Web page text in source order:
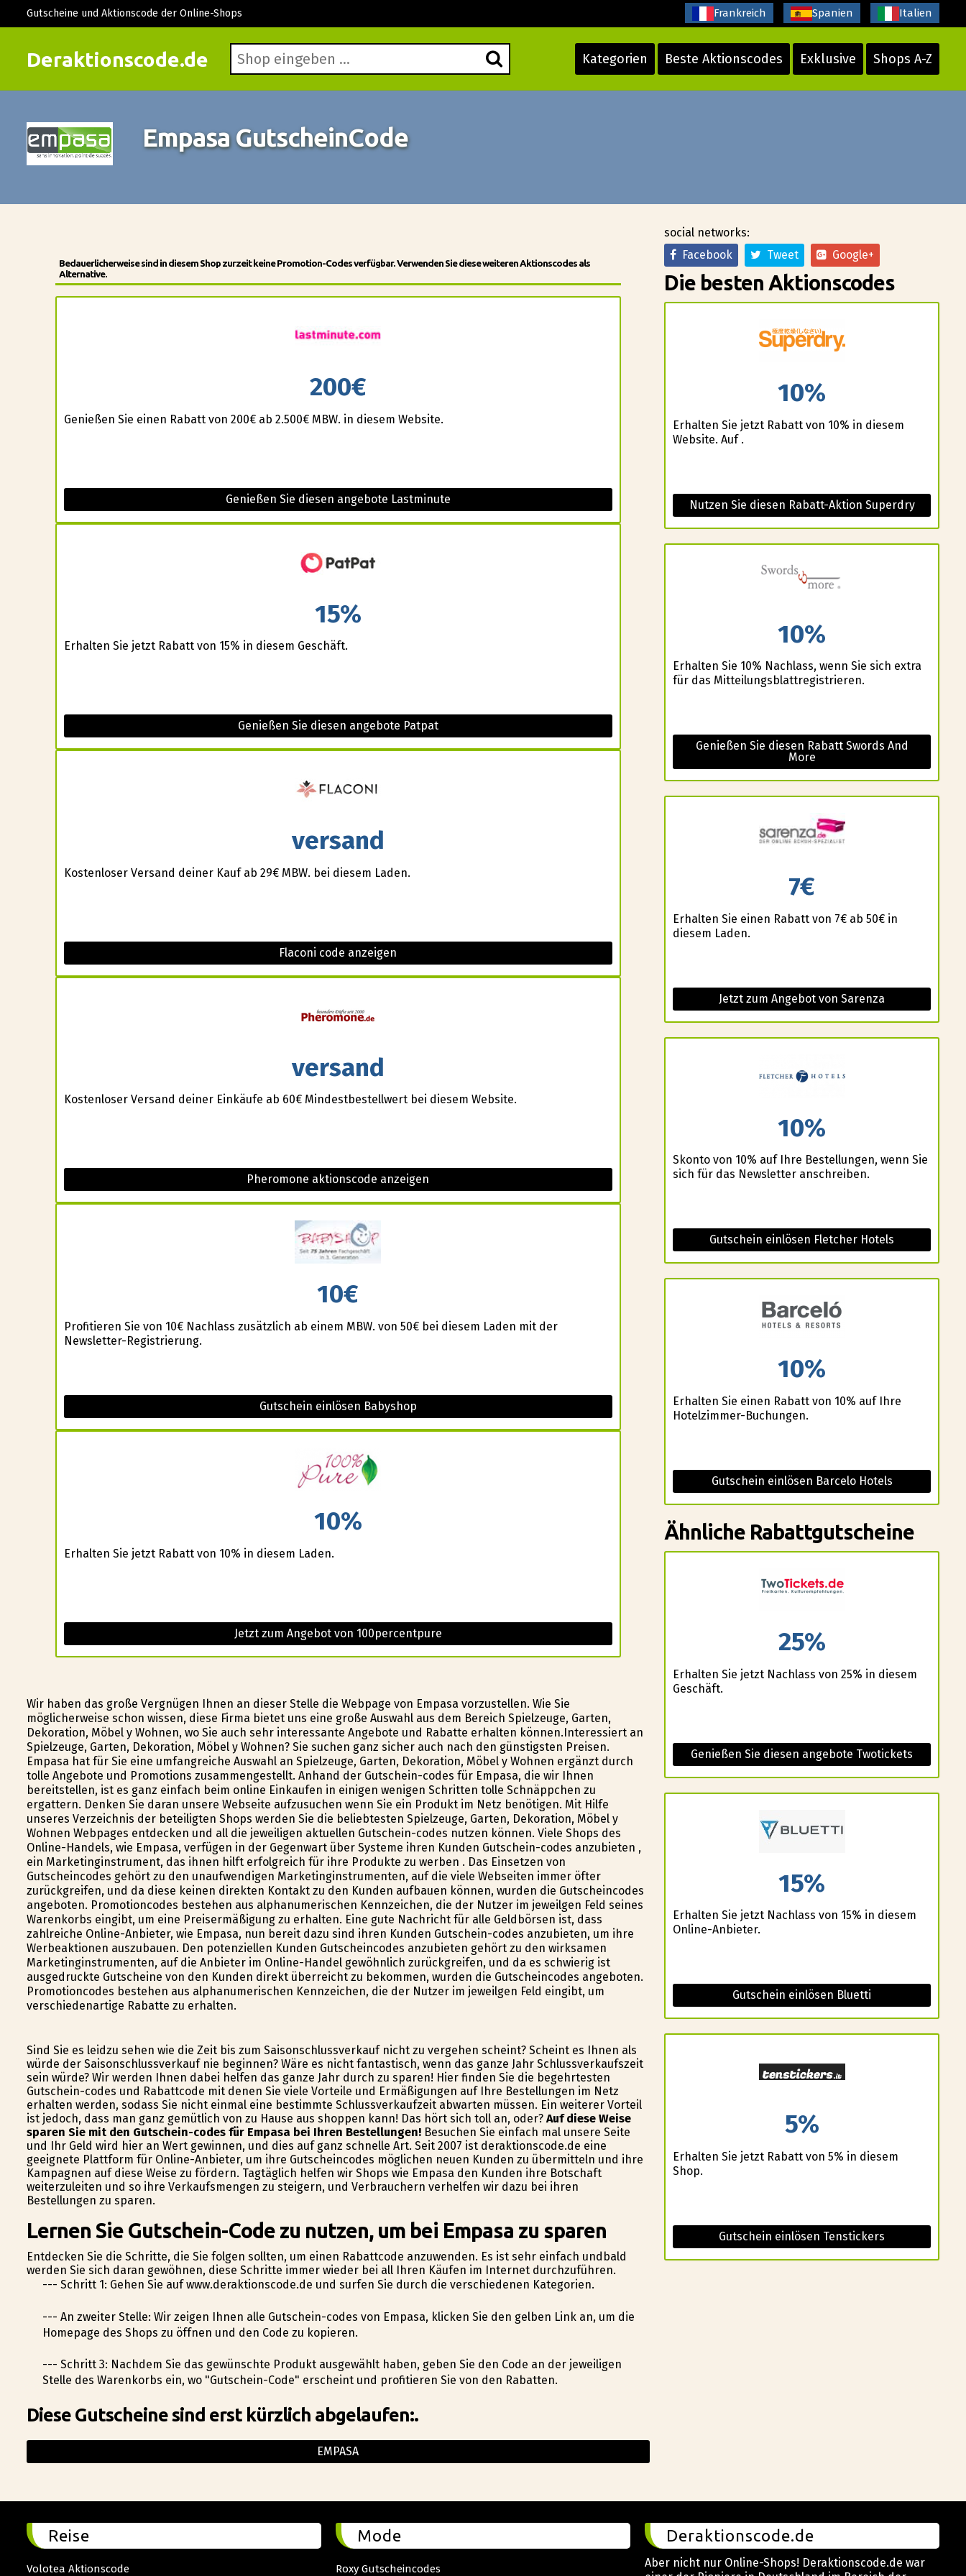
Deraktionscode.de Kategorien Beste Aktionscodes Exklusive Shops A-Z
Gutscheine und Aktionscode der Online-Shops Frankreich Spanien Italien
Empasa GutscheinCode
Bedauerlicherweise sind in diesem Shop zurzeit keine Promotion-Codes verfügbar. Verwenden Sie diese weiteren Aktionscodes als
Alternative.
200€
Genießen Sie einen Rabatt von 200€ ab 2.500€ MBW. in diesem Website.
Genießen Sie diesen angebote Lastminute
15%
Erhalten Sie jetzt Rabatt von 15% in diesem Geschäft.
Genießen Sie diesen angebote Patpat
versand
Kostenloser Versand deiner Kauf ab 29€ MBW. bei diesem Laden.
Flaconi code anzeigen
versand
Kostenloser Versand deiner Einkäufe ab 60€ Mindestbestellwert bei diesem Website.
Pheromone aktionscode anzeigen
10€
Profitieren Sie von 10€ Nachlass zusätzlich ab einem MBW. von 50€ bei diesem Laden mit der
Newsletter-Registrierung.
Gutschein einlösen Babyshop
10%
Erhalten Sie jetzt Rabatt von 10% in diesem Laden.
Jetzt zum Angebot von 100percentpure
Wir haben das große Vergnügen Ihnen an dieser Stelle die Webpage von Empasa vorzustellen. Wie Sie
möglicherweise schon wissen, diese Firma bietet uns eine große Auswahl aus dem Bereich Spielzeuge, Garten,
Dekoration, Möbel y Wohnen, wo Sie auch sehr interessante Angebote und Rabatte erhalten können.Interessiert an
Spielzeuge, Garten, Dekoration, Möbel y Wohnen? Sie suchen ganz sicher auch nach den günstigsten Preisen.
Empasa hat für Sie eine umfangreiche Auswahl an Spielzeuge, Garten, Dekoration, Möbel y Wohnen ergänzt durch
tolle Angebote und Promotions zusammengestellt. Anhand der Gutschein-codes für Empasa, die wir Ihnen
bereitstellen, ist es ganz einfach beim online Einkaufen in einigen wenigen Schritten tolle Schnäppchen zu
ergattern. Denken Sie daran unsere Webseite aufzusuchen wenn Sie ein Produkt im Netz benötigen. Mit Hilfe
unseres Verzeichnis der beteiligten Shops werden Sie die beliebtesten Spielzeuge, Garten, Dekoration, Möbel y
Wohnen Webpages entdecken und all die jeweiligen aktuellen Gutschein-codes nutzen können. Viele Shops des
Online-Handels, wie Empasa, verfügen in der Gegenwart über Systeme ihren Kunden Gutschein-codes anzubieten ,
ein Marketinginstrument, das ihnen hilft erfolgreich für ihre Produkte zu werben . Das Einsetzen von
Gutscheincodes gehört zu den unaufwendigen Marketinginstrumenten, auf die viele Webseiten immer öfter
zurückgreifen, und da diese keinen direkten Kontakt zu den Kunden aufbauen können, wurden die Gutscheincodes
angeboten. Promotioncodes bestehen aus alphanumerischen Kennzeichen, die der Nutzer im jeweilgen Feld seines
Warenkorbs eingibt, um eine Preisermäßigung zu erhalten. Eine gute Nachricht für alle Geldbörsen ist, dass
zahlreiche Online-Anbieter, wie Empasa, nun bereit dazu sind ihren Kunden Gutschein-codes anzubieten, um ihre
Werbeaktionen auszubauen. Den potenziellen Kunden Gutscheincodes anzubieten gehört zu den wirksamen
Marketinginstrumenten, auf die Anbieter im Online-Handel gewöhnlich zurückgreifen, und da es schwierig ist
ausgedruckte Gutscheine von den Kunden direkt überreicht zu bekommen, wurden die Gutscheincodes angeboten.
Promotioncodes bestehen aus alphanumerischen Kennzeichen, die der Nutzer im jeweilgen Feld eingibt, um
verschiedenartige Rabatte zu erhalten.
Sind Sie es leidzu sehen wie die Zeit bis zum Saisonschlussverkauf nicht zu vergehen scheint? Scheint es Ihnen als
würde der Saisonschlussverkauf nie beginnen? Wäre es nicht fantastisch, wenn das ganze Jahr Schlussverkaufszeit
sein würde? Wir werden Ihnen dabei helfen das ganze Jahr durch zu sparen! Hier finden Sie die begehrtesten
Gutschein-codes und Rabattcode mit denen Sie viele Vorteile und Ermäßigungen auf Ihre Bestellungen im Netz
erhalten werden, sodass Sie nicht einmal eine bestimmte Schlussverkaufzeit abwarten müssen. Ein weiterer Vorteil
ist jedoch, dass man ganz gemütlich von zu Hause aus shoppen kann! Das hört sich toll an, oder? Auf diese Weise
sparen Sie mit den Gutschein-codes für Empasa bei Ihren Bestellungen!Besuchen Sie einfach mal unsere Seite
und Ihr Geld wird hier an Wert gewinnen, und dies auf ganz schnelle Art. Seit 2007 ist deraktionscode.de eine
geeignete Plattform für Online-Anbieter, um ihre Gutscheincodes möglichen neuen Kunden zu übermitteln und ihre
Kampagnen auf diese Weise zu fördern. Tagtäglich helfen wir Shops wie Empasa den Kunden ihre Botschaft
weiterzuleiten und so ihre Verkaufsmengen zu steigern, und Verbrauchern verhelfen wir dazu bei ihren
Bestellungen zu sparen.
Lernen Sie Gutschein-Code zu nutzen, um bei Empasa zu sparen
Entdecken Sie die Schritte, die Sie folgen sollten, um einen Rabattcode anzuwenden. Es ist sehr einfach undbald
werden Sie sich daran gewöhnen, diese Schritte immer wieder bei all Ihren Käufen im Internet durchzuführen.
--- Schritt 1: Gehen Sie auf www.deraktionscode.de und surfen Sie durch die verschiedenen Kategorien.
--- An zweiter Stelle: Wir zeigen Ihnen alle Gutschein-codes von Empasa, klicken Sie den gelben Link an, um die
Homepage des Shops zu öffnen und den Code zu kopieren.
--- Schritt 3: Nachdem Sie das gewünschte Produkt ausgewählt haben, geben Sie den Code an der jeweiligen
Stelle des Warenkorbs ein, wo "Gutschein-Code" erscheint und profitieren Sie von den Rabatten.
Diese Gutscheine sind erst kürzlich abgelaufen:.
EMPASA
social networks:
Facebook
Tweet Google+
Die besten Aktionscodes
10%
Erhalten Sie jetzt Rabatt von 10% in diesem
Website. Auf .
Nutzen Sie diesen Rabatt-Aktion Superdry
10%
Erhalten Sie 10% Nachlass, wenn Sie sich extra
für das Mitteilungsblattregistrieren.
Genießen Sie diesen Rabatt Swords And
More
7€
Erhalten Sie einen Rabatt von 7€ ab 50€ in
diesem Laden.
Jetzt zum Angebot von Sarenza
10%
Skonto von 10% auf Ihre Bestellungen, wenn Sie
sich für das Newsletter anschreiben.
Gutschein einlösen Fletcher Hotels
10%
Erhalten Sie einen Rabatt von 10% auf Ihre
Hotelzimmer-Buchungen.
Gutschein einlösen Barcelo Hotels
Ähnliche Rabattgutscheine
25%
Erhalten Sie jetzt Nachlass von 25% in diesem
Geschäft.
Genießen Sie diesen angebote Twotickets
15%
Erhalten Sie jetzt Nachlass von 15% in diesem
Online-Anbieter.
Gutschein einlösen Bluetti
5%
Erhalten Sie jetzt Rabatt von 5% in diesem
Shop.
Gutschein einlösen Tenstickers
Reise
Volotea Aktionscode
Mode
Roxy Gutscheincodes
Deraktionscode.de
Aber nicht nur Online-Shops! Deraktionscode.de war